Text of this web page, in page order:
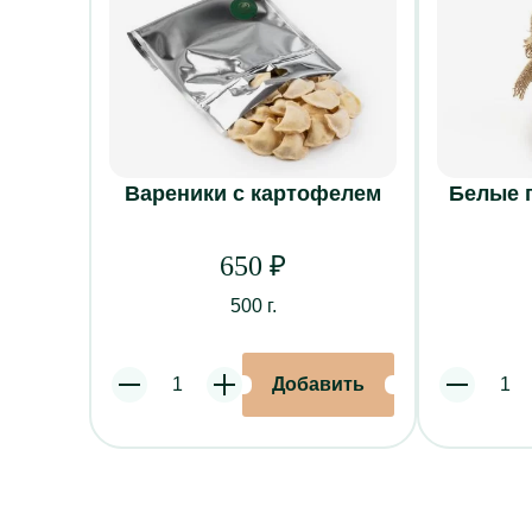
Система
Отзывы
Вареники с картофелем
650 ₽
500 г.
УвеличитьУменьшить
Добавить
Белые